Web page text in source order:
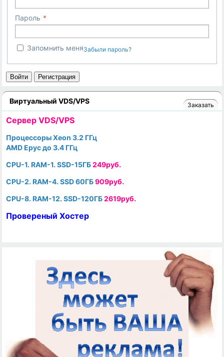
Пароль
Запомнить меняЗабыли пароль?
Войти Регистрация
Виртуальный VDS/VPS Заказать
Cервер VDS/VPS
Процессоры Xeon 3.2 ГГц
AMD Epyc до 3.4 ГГц
CPU-1. RAM-1. SSD-15ГБ249руб.
CPU-2. RAM-4. SSD 60ГБ909руб.
CPU-8. RAM-12. SSD-120ГБ2619руб.
Провереный Хостер